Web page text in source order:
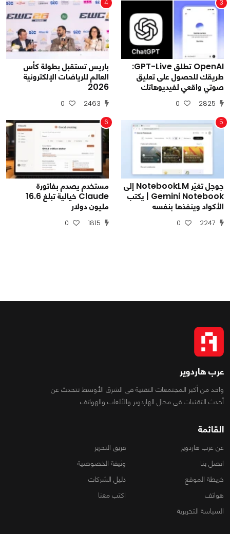
3
OpenAI تطلق GPT-Live:
طريقك للحصول على تعليق
صوتي واقعي لفيديوهاتك
2825
0
4
باريس تستقبل بطولة كأس
العالم للرياضات الإلكترونية
2026
2463
0
5
جوجل تغيّر NotebookLM إلى
Gemini Notebook | يكتب
الأكواد وينفذها بنفسه
2247
0
6
مستخدم يصدم بفاتورة
Claude خيالية تبلغ 16.6
مليون دولار
1815
0
عرب هاردوير
واحد من أكبر المجتمعات التقنية فى الشرق الأوسط تتحدث عن
أحدث التقنيات فى مجال الهاردوير والألعاب والهواتف
القائمة
عن عرب هاردوير
فريق التحرير
اتصل بنا
وثيقة الخصوصية
خريطة الموقع
دليل الشركات
هواتف
اكتب معنا
السياسة التحريرية